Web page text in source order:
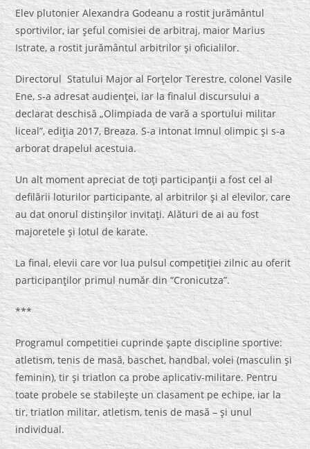
Elev plutonier Alexandra Godeanu a rostit jurământul
sportivilor, iar şeful comisiei de arbitraj, maior Marius
Istrate, a rostit jurământul arbitrilor şi oficialilor.
Directorul Statului Major al Forţelor Terestre, colonel Vasile
Ene, s-a adresat audienţei, iar la finalul discursului a
declarat deschisă „Olimpiada de vară a sportului militar
liceal”, ediţia 2017, Breaza. S-a intonat Imnul olimpic şi s-a
arborat drapelul acestuia.
Un alt moment apreciat de toţi participanţii a fost cel al
defilării loturilor participante, al arbitrilor şi al elevilor, care
au dat onorul distinşilor invitaţi. Alături de ai au fost
majoretele şi lotul de karate.
La final, elevii care vor lua pulsul competiţiei zilnic au oferit
participanţilor primul număr din “Cronicutza”.
***
Programul competitiei cuprinde şapte discipline sportive:
atletism, tenis de masă, baschet, handbal, volei (masculin şi
feminin), tir şi triatlon ca probe aplicativ-militare. Pentru
toate probele se stabileşte un clasament pe echipe, iar la
tir, triatlon militar, atletism, tenis de masă – şi unul
individual.